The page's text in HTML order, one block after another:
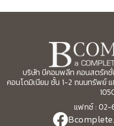
บริษัท บีคอมพลีท คอนสตรัคชั่
คอนโดมิเนียม ชั้น 1-2 ถนนทรัพย์
แฟกซ์ :